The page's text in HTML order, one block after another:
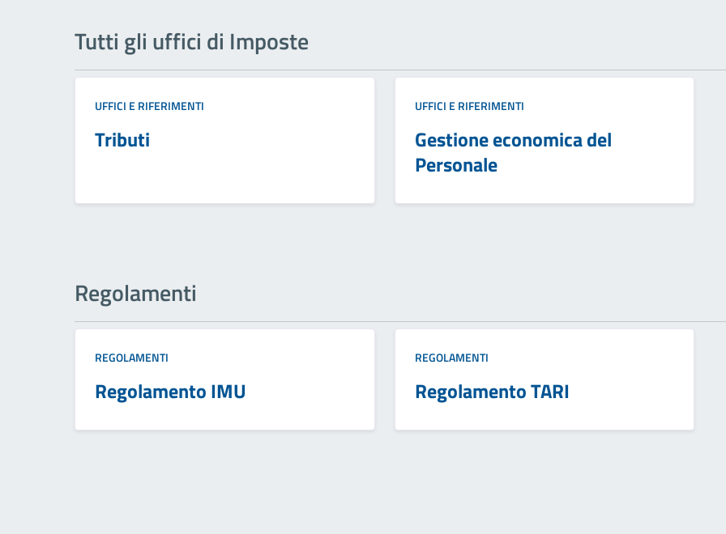
Tutti gli uffici di Imposte
UFFICI E RIFERIMENTI
Tributi
UFFICI E RIFERIMENTI
Gestione economica del
Personale
Regolamenti
REGOLAMENTI
Regolamento IMU
REGOLAMENTI
Regolamento TARI